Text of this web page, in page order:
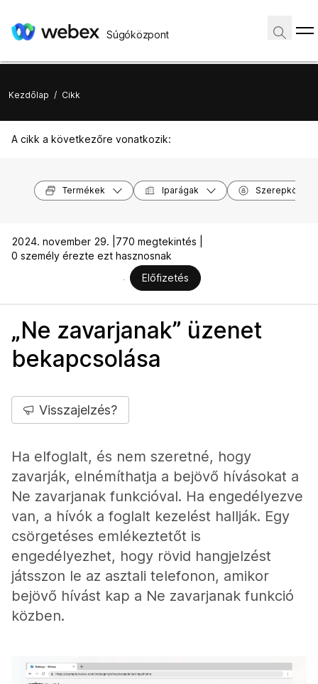
Súgóközpont
Kezdőlap / Cikk
A cikk a következőre vonatkozik:
Termékek Iparágak Szerepkörök
2024. november 29. | 770 megtekintés |
0 személy érezte ezt hasznosnak
Előfizetés
„Ne zavarjanak” üzenet
bekapcsolása
Visszajelzés?
Ha elfoglalt, és nem szeretné, hogy
zavarják, elnémíthatja a bejövő hívásokat a
Ne zavarjanak funkcióval. Ha engedélyezve
van, a hívók a foglalt kezelést hallják. Egy
csörgetéses emlékeztetőt is
engedélyezhet, hogy rövid hangjelzést
játsszon le az asztali telefonon, amikor
bejövő hívást kap a Ne zavarjanak funkció
közben.